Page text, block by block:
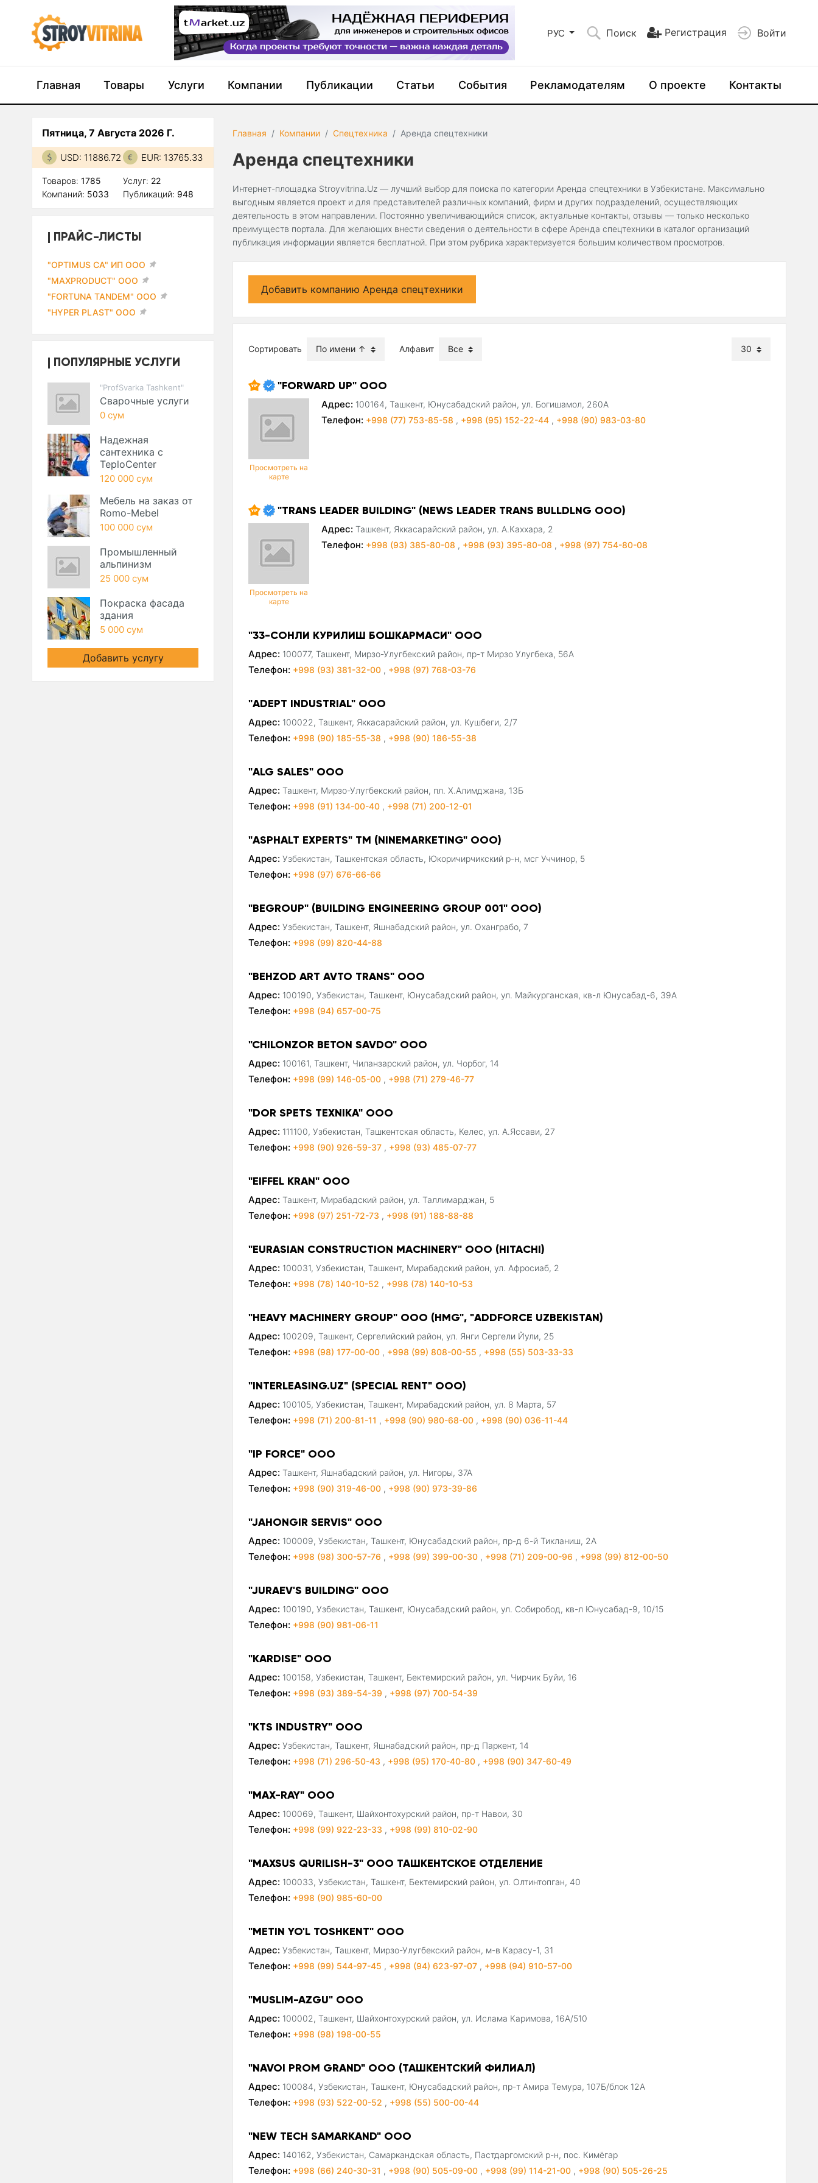
РУС Поиск Регистрация Войти
Главная Товары Услуги Компании Публикации Статьи События Рекламодателям О проекте Контакты
Главная Компании Спецтехника Аренда спецтехники
Аренда спецтехники
Интернет-площадка Stroyvitrina.Uz — лучший выбор для поиска по категории Аренда спецтехники в Узбекистане. Максимально
выгодным является проект и для представителей различных компаний, фирм и других подразделений, осуществляющих
деятельность в этом направлении. Постоянно увеличивающийся список, актуальные контакты, отзывы — только несколько
преимуществ портала. Для желающих внести сведения о деятельности в сфере Аренда спецтехники в каталог организаций
публикация информации является бесплатной. При этом рубрика характеризуется большим количеством просмотров.
Добавить компанию Аренда спецтехники
Сортировать Алфавит
"FORWARD UP" ООО
Просмотреть на
карте
Адрес: 100164, Ташкент, Юнусабадский район, ул. Богишамол, 260А
Телефон: +998 (77) 753-85-58 , +998 (95) 152-22-44 , +998 (90) 983-03-80
"TRANS LEADER BUILDING" (NEWS LEADER TRANS BULLDLNG ООО)
Просмотреть на
карте
Адрес: Ташкент, Яккасарайский район, ул. А.Каххара, 2
Телефон: +998 (93) 385-80-08 , +998 (93) 395-80-08 , +998 (97) 754-80-08
"33-СОНЛИ КУРИЛИШ БОШКАРМАСИ" ООО
Адрес: 100077, Ташкент, Мирзо-Улугбекский район, пр-т Мирзо Улугбека, 56А
Телефон: +998 (93) 381-32-00 , +998 (97) 768-03-76
"ADEPT INDUSTRIAL" ООО
Адрес: 100022, Ташкент, Яккасарайский район, ул. Кушбеги, 2/7
Телефон: +998 (90) 185-55-38 , +998 (90) 186-55-38
"ALG SALES" ООО
Адрес: Ташкент, Мирзо-Улугбекский район, пл. Х.Алимджана, 13Б
Телефон: +998 (91) 134-00-40 , +998 (71) 200-12-01
"ASPHALT EXPERTS" ТМ (NINEMARKETING" ООО)
Адрес: Узбекистан, Ташкентская область, Юкоричирчикский р-н, мсг Уччинор, 5
Телефон: +998 (97) 676-66-66
"BEGROUP" (BUILDING ENGINEERING GROUP 001" ООО)
Адрес: Узбекистан, Ташкент, Яшнабадский район, ул. Оханграбо, 7
Телефон: +998 (99) 820-44-88
"BEHZOD ART AVTO TRANS" ООО
Адрес: 100190, Узбекистан, Ташкент, Юнусабадский район, ул. Майкурганская, кв-л Юнусабад-6, 39А
Телефон: +998 (94) 657-00-75
"CHILONZOR BETON SAVDO" ООО
Адрес: 100161, Ташкент, Чиланзарский район, ул. Чорбог, 14
Телефон: +998 (99) 146-05-00 , +998 (71) 279-46-77
"DOR SPETS TEXNIKA" ООО
Адрес: 111100, Узбекистан, Ташкентская область, Келес, ул. А.Яссави, 27
Телефон: +998 (90) 926-59-37 , +998 (93) 485-07-77
"EIFFEL KRAN" ООО
Адрес: Ташкент, Мирабадский район, ул. Таллимарджан, 5
Телефон: +998 (97) 251-72-73 , +998 (91) 188-88-88
"EURASIAN CONSTRUCTION MACHINERY" ООО (HITACHI)
Адрес: 100031, Узбекистан, Ташкент, Мирабадский район, ул. Афросиаб, 2
Телефон: +998 (78) 140-10-52 , +998 (78) 140-10-53
"HEAVY MACHINERY GROUP" ООО (HMG", "ADDFORCE UZBEKISTAN)
Адрес: 100209, Ташкент, Сергелийский район, ул. Янги Сергели Йули, 25
Телефон: +998 (98) 177-00-00 , +998 (99) 808-00-55 , +998 (55) 503-33-33
"INTERLEASING.UZ" (SPECIAL RENT" ООО)
Адрес: 100105, Узбекистан, Ташкент, Мирабадский район, ул. 8 Марта, 57
Телефон: +998 (71) 200-81-11 , +998 (90) 980-68-00 , +998 (90) 036-11-44
"IP FORCE" ООО
Адрес: Ташкент, Яшнабадский район, ул. Нигоры, 37А
Телефон: +998 (90) 319-46-00 , +998 (90) 973-39-86
"JAHONGIR SERVIS" ООО
Адрес: 100009, Узбекистан, Ташкент, Юнусабадский район, пр-д 6-й Тикланиш, 2А
Телефон: +998 (98) 300-57-76 , +998 (99) 399-00-30 , +998 (71) 209-00-96 , +998 (99) 812-00-50
"JURAEV'S BUILDING" ООО
Адрес: 100190, Узбекистан, Ташкент, Юнусабадский район, ул. Собиробод, кв-л Юнусабад-9, 10/15
Телефон: +998 (90) 981-06-11
"KARDISE" ООО
Адрес: 100158, Узбекистан, Ташкент, Бектемирский район, ул. Чирчик Буйи, 16
Телефон: +998 (93) 389-54-39 , +998 (97) 700-54-39
"KTS INDUSTRY" ООО
Адрес: Узбекистан, Ташкент, Яшнабадский район, пр-д Паркент, 14
Телефон: +998 (71) 296-50-43 , +998 (95) 170-40-80 , +998 (90) 347-60-49
"MAX-RAY" ООО
Адрес: 100069, Ташкент, Шайхонтохурский район, пр-т Навои, 30
Телефон: +998 (99) 922-23-33 , +998 (99) 810-02-90
"MAXSUS QURILISH-3" ООО ТАШКЕНТСКОЕ ОТДЕЛЕНИЕ
Адрес: 100033, Узбекистан, Ташкент, Бектемирский район, ул. Олтинтопган, 40
Телефон: +998 (90) 985-60-00
"METIN YO'L TOSHKENT" ООО
Адрес: Узбекистан, Ташкент, Мирзо-Улугбекский район, м-в Карасу-1, 31
Телефон: +998 (99) 544-97-45 , +998 (94) 623-97-07 , +998 (94) 910-57-00
"MUSLIM-AZGU" ООО
Адрес: 100002, Ташкент, Шайхонтохурский район, ул. Ислама Каримова, 16А/510
Телефон: +998 (98) 198-00-55
"NAVOI PROM GRAND" ООО (ТАШКЕНТСКИЙ ФИЛИАЛ)
Адрес: 100084, Узбекистан, Ташкент, Юнусабадский район, пр-т Амира Темура, 107Б/блок 12А
Телефон: +998 (93) 522-00-52 , +998 (55) 500-00-44
"NEW TECH SAMARKAND" ООО
Адрес: 140162, Узбекистан, Самаркандская область, Пастдаргомский р-н, пос. Кимёгар
Телефон: +998 (66) 240-30-31 , +998 (90) 505-09-00 , +998 (99) 114-21-00 , +998 (90) 505-26-25
Пятница, 7 Августа 2026 Г.
USD: 11886.72 EUR: 13765.33
Товаров: 1785
Компаний: 5033
Услуг: 22
Публикаций: 948
ПРАЙС-ЛИСТЫ
"OPTIMUS CA" ИП ООО
"MAXPRODUCT" ООО
"FORTUNA TANDEM" ООО
"HYPER PLAST" ООО
ПОПУЛЯРНЫЕ УСЛУГИ
"ProfSvarka Tashkent"
Сварочные услуги
0 сум
Надежная
сантехника с
TeploCenter
120 000 сум
Мебель на заказ от
Romo-Mebel
100 000 сум
Промышленный
альпинизм
25 000 сум
Покраска фасада
здания
5 000 сум
Добавить услугу